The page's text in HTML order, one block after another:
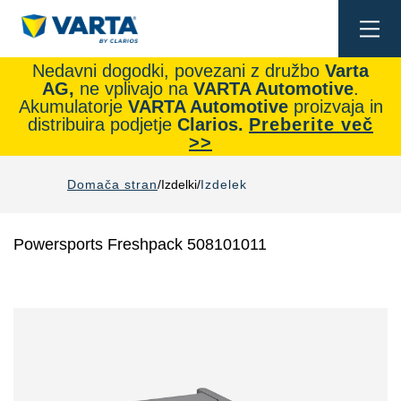
Nedavni dogodki, povezani z družbo Varta
AG, ne vplivajo na VARTA Automotive.
Akumulatorje VARTA Automotiveproizvaja in
distribuira podjetje Clarios. Preberite več
>>
Domača stran Izdelki Izdelek
Powersports Freshpack 508101011